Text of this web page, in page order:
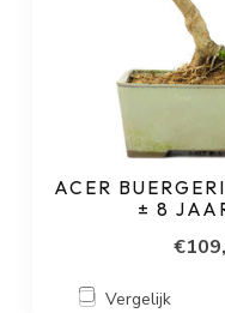
ACER
± 8
Vergelijk